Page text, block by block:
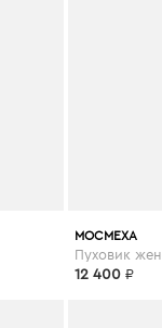
МОСМЕХА
12 400 ₽